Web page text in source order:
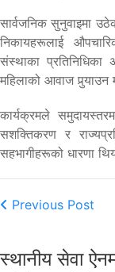
सार्वजनिक सुनुवाइमा
निकायहरूलाई
संस्थाका प्रतिनिधिका
महिलाको आवाज पुर्‍याउन
कार्यक्रमले
सशक्तिकरण र
सहभागीहरूको धारणा
Previous Post
स्थानीय सेवा